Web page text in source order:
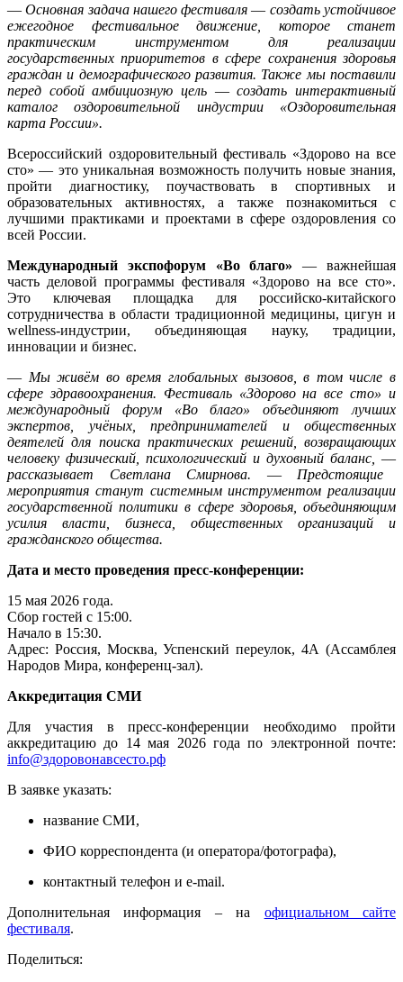
— Основная задача нашего фестиваля— создать устойчивое
ежегодное фестивальное движение, которое станет
практическим инструментом для реализации
государственных приоритетов в сфере сохранения здоровья
граждан и демографического развития. Также мы поставили
перед собой амбициозную цель —создать интерактивный
каталог оздоровительной индустрии «Оздоровительная
карта России».
Всероссийский оздоровительный фестиваль «Здорово на все
сто» — это уникальная возможность получить новые знания,
пройти диагностику, поучаствовать в спортивных и
образовательных активностях, а также познакомиться с
лучшими практиками и проектами в сфере оздоровления со
всей России.
Международный экспофорум «Во благо» — важнейшая
часть деловой программы фестиваля «Здорово на все сто».
Это ключевая площадка для российско-китайского
сотрудничества в области традиционной медицины, цигун и
wellness-индустрии, объединяющая науку, традиции,
инновации и бизнес.
— Мы живём во время глобальных вызовов, в том числе в
сфере здравоохранения. Фестиваль «Здорово на все сто» и
международный форум «Во благо» объединяют лучших
экспертов, учёных, предпринимателей и общественных
деятелей для поиска практических решений, возвращающих
человеку физический, психологический и духовный баланс, —
рассказывает Светлана Смирнова. —Предстоящие
мероприятия станут системным инструментом реализации
государственной политики в сфере здоровья, объединяющим
усилия власти, бизнеса, общественных организаций и
гражданского общества.
Дата и место проведения пресс-конференции:
15 мая 2026 года.
Сбор гостей с 15:00.
Начало в 15:30.
Адрес: Россия, Москва, Успенский переулок, 4А (Ассамблея
Народов Мира, конференц-зал).
Аккредитация СМИ
Для участия в пресс-конференции необходимо пройти
аккредитацию до 14 мая 2026 года по электронной почте:
info@здоровонавсесто.рф
В заявке указать:
название СМИ,
ФИО корреспондента (и оператора/фотографа),
контактный телефон и e-mail.
Дополнительная информация – на официальном сайте
фестиваля.
Поделиться: